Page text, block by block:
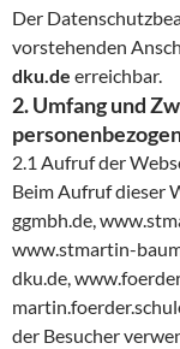
Der
vorstehenden
dku.de erreichbar.
2. Umfang und
2.1 Aufruf der
Beim Aufruf dieser
ggmbh.de,
www.stmartin-
dku.de,
der Besucher